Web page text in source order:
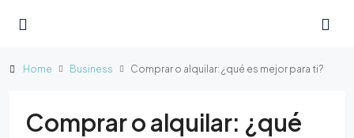
Home Business Comprar o alquilar: ¿qué es mejor para ti?
Comprar o alquilar: ¿qué